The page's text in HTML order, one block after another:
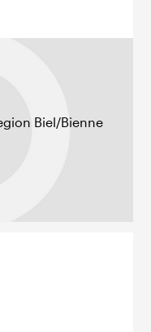
Biel/Bienne